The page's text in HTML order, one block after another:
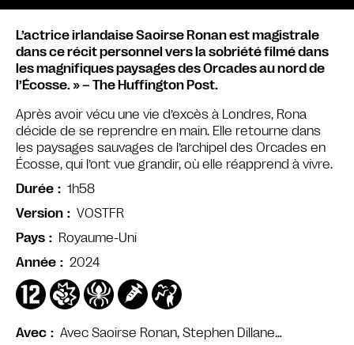
Avec Avec Saoirse Ronan, Stephen Dillane…
L’actrice irlandaise Saoirse Ronan est magistrale
dans ce récit personnel vers la sobriété filmé dans
les magnifiques paysages des Orcades au nord de
l’Écosse. » – The Huffington Post.
Après avoir vécu une vie d’excès à Londres, Rona
décide de se reprendre en main. Elle retourne dans
les paysages sauvages de l’archipel des Orcades en
Écosse, qui l’ont vue grandir, où elle réapprend à vivre.
Durée
1h58
Version
VOSTFR
Pays
Royaume-Uni
Année
2024